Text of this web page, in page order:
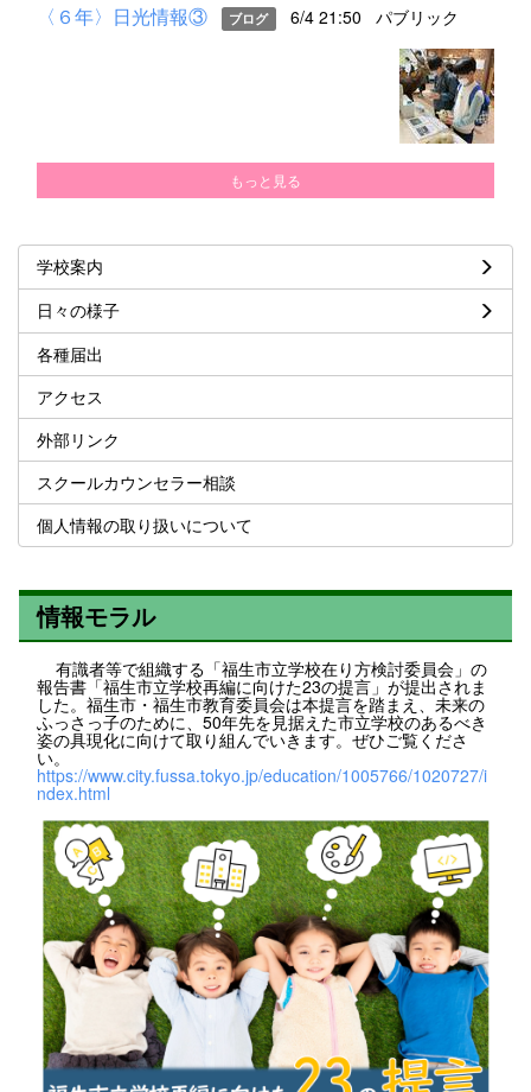
〈６年〉日光情報③ ブログ 6/4 21:50 パブリック
もっと見る
学校案内
日々の様子
各種届出
アクセス
外部リンク
スクールカウンセラー相談
個人情報の取り扱いについて
情報モラル
有識者等で組織する「福生市立学校在り方検討委員会」の
報告書「福生市立学校再編に向けた23の提言」が提出されま
した。福生市・福生市教育委員会は本提言を踏まえ、未来の
ふっさっ子のために、50年先を見据えた市立学校のあるべき
姿の具現化に向けて取り組んでいきます。ぜひご覧くださ
い。
https://www.city.fussa.tokyo.jp/education/1005766/1020727/i
ndex.html